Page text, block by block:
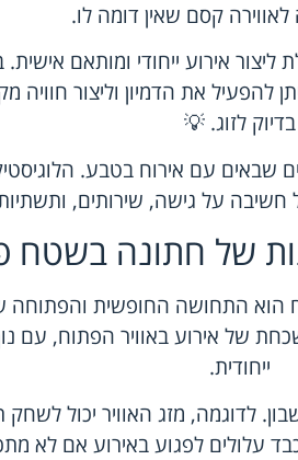
קסם שאין דומה לו.
אירוע ייחודי ומותאם אישית.
להפעיל את הדמיון וליצור חוויה
בדיוק לזוג. 💡
עם אירוח בטבע.
חשיבה על גישה, שירותים,
של חתונה בשטח
הוא התחושה החופשית
של אירוע באוויר הפתוח, עם
ייחודית.
לדוגמה, מזג האוויר יכול
עלולים לפגוע באירוע אם לא